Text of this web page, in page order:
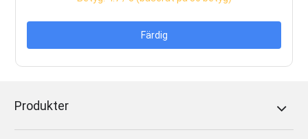
Färdig
Produkter